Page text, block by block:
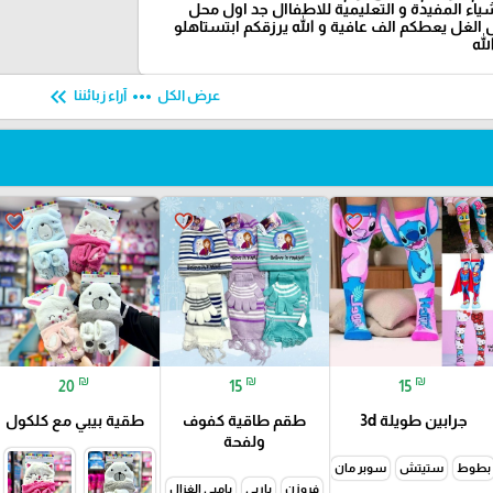
المفيدة و التعليمية للاطفاال جد اول محل
يعطكم الف عافية و الله يرزقكم ابتستاهلو
عرض الكل more_horiz آراء زبائننا keyboard_double_arrow_left
favorite_border
15 ₪
جرابين طويلة 3d
بطوط ستيتش سوبر مان
favorite_border
15 ₪
طقم طاقية كفوف
ولفحة
فروزن باربي بامبي الغزال
favorite_border
20 ₪
طقية بيبي مع كلكول